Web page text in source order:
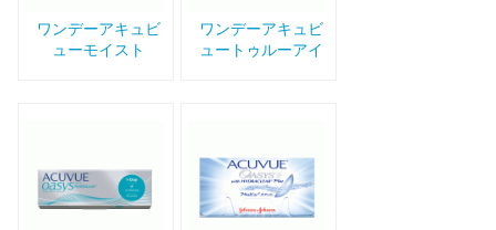
ワンデーアキュビ
ューモイスト
ワンデーアキュビ
ュートゥルーアイ